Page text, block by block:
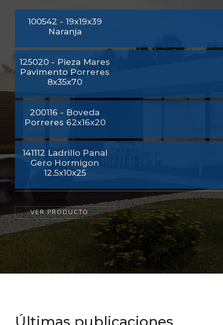
100542 - 19x19x39
Naranja
125020 - Pieza Mares
Pavimento Porreres
8x35x70
200116 - Boveda
Porreres 62x16x20
141112 Ladrillo Panal
Gero Hormigon
12.5x10x25
VER PRODUCTO
Últimas publicaciones